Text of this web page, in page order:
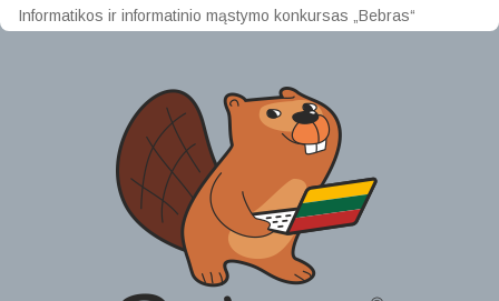
Informatikos ir informatinio mąstymo konkursas „Bebras“